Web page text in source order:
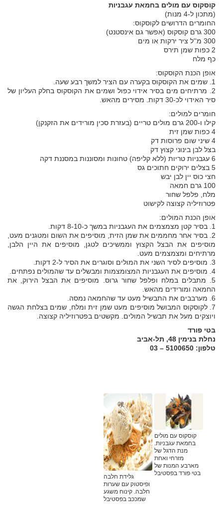
קוסקוס עם מולים בחמאת עגבניות
(מתכון ל-4 מנות)
החומרים הדרושים לקוסקוס:
300 גרם קוסקוס (אפשר גם אינסטנט)
300 מ''ל ציר ירקות או מים
2 כפות שמן תירס
כף מלח
אופן הכנת הקוסקוס:
1. שמים את הקוסקוס בקערה עם הציר למשך רבע שעה.
2. מרתיחים מים בסיר אידוי כפול ושמים את הקוסקוס בחלק העליון של
סיר האידוי לכ-30 דקות. מסירים מהאש.
חומרים למולים:
קילו ו-200 גרם מולים טריים (בעזרת סכין מורידים את הזקנקן)
4 כפות שמן זית
4 שיני שום פרוסות דק
בצל לבן בינוני קצוץ דק
6 עגבניות טריות (ללא קליפה) טחונות ומסוננות במסננת דקה
5 בצלים ירוקים חתוכים גס
חצי כוס יין לבן יבש
100 גרם חמאה
מלח, פלפל שחור
פטרוזיליה קצוצה לקישוט
אופן הכנת המולים:
1. בסיר קטן מצמצמים את העגבניות במשך כ-8-10 דקות.
2. בסיר אחר מחממים את שמן הזית, מוסיפים את השום ומטגנים מעט,
מוסיפים את הבצל הקצוץ וממשיכים לטגן, מוסיפים את היין הלבן,
מרתיחים ומצמצמים מעט.
3. מוסיפים לסיר השני את המולים וסוגרים את הסיר ל-2 דקות.
4. מוסיפים את העגבניות המצומצמות ומבשלים עד שהמולים נפתחים.
5. מתבלים במלח ופלפל שחור גרוס. מוסיפים את הבצל הירוק, את
החמאה ומורידים מהאש.
6. מערבבים את התבשיל מעט עד שהחמאה נמסה.
7. לקוסקוס המבושל מוסיפים מעט שמן זית ומלח, שמים בצלחת הגשה
ויוצקים מעל את תבשיל המולים. מקשטים בפטרוזיליה קצוצה.
בטי פורד
נחלת בנימין 48, תל-אביב
טלפון: 5100650 – 03
קוסקוס עם מולים
בחמאת עגבניות.
מנת הדגל של
מזרחי ואחת
מארבע המנות של
בטי פורד בפסטיבל
גלידת חלבה
ופיסטוק עם שערות
חלבה. קינוח משגע
שמככב בפסטיבל